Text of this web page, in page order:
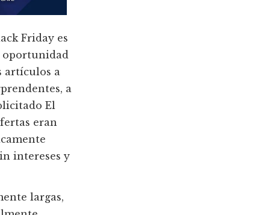
Friday es
oportunidad
artículos a
a
El
eran
intereses y
largas,